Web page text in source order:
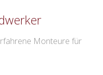
Monteure für